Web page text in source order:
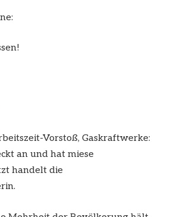
Vorstoß, Gaskraftwerke:
an und hat miese
handelt die